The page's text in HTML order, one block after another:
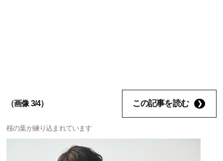
（画像 3/4） この記事を読む
桜の葉が練り込まれています